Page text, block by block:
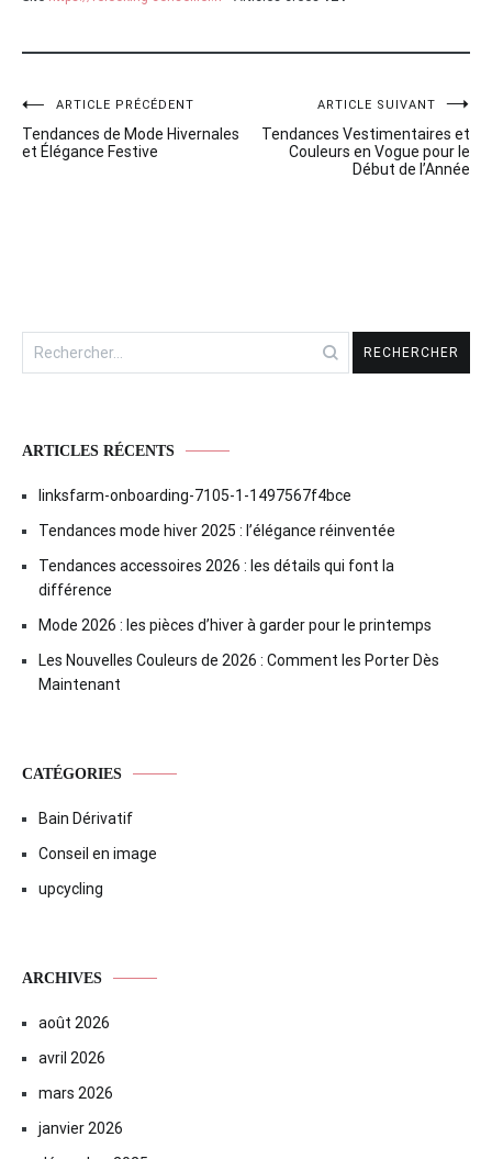
Navigation
de
ARTICLE PRÉCÉDENT
Tendances de Mode Hivernales
et Élégance Festive
ARTICLE SUIVANT
Tendances Vestimentaires et
Couleurs en Vogue pour le
Début de l’Année
Rechercher :
ARTICLES RÉCENTS
linksfarm-onboarding-7105-1-1497567f4bce
Tendances mode hiver 2025 : l’élégance réinventée
Tendances accessoires 2026 : les détails qui font la
différence
Mode 2026 : les pièces d’hiver à garder pour le printemps
Les Nouvelles Couleurs de 2026 : Comment les Porter Dès
Maintenant
CATÉGORIES
Bain Dérivatif
Conseil en image
upcycling
ARCHIVES
août 2026
avril 2026
mars 2026
janvier 2026